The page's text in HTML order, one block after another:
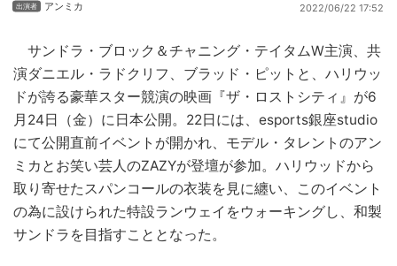
アンミカ 2022/06/22 17:52
サンドラ・ブロック＆チャニング・テイタムW主演、共
演ダニエル・ラドクリフ、ブラッド・ピットと、ハリウッ
ドが誇る豪華スター競演の映画『ザ・ロストシティ』が6
月24日（金）に日本公開。22日には、esports銀座studio
にて公開直前イベントが開かれ、モデル・タレントのアン
ミカとお笑い芸人のZAZYが登壇が参加。ハリウッドから
取り寄せたスパンコールの衣装を見に纏い、このイベント
の為に設けられた特設ランウェイをウォーキングし、和製
サンドラを目指すこととなった。